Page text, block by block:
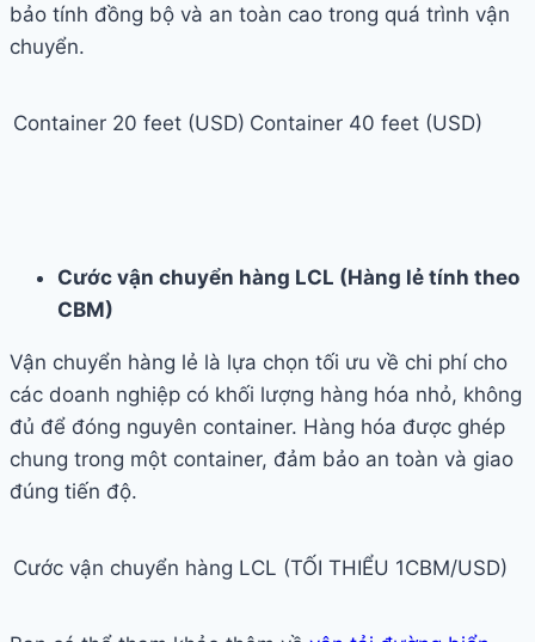
bảo tính đồng bộ và an toàn cao trong quá trình vận
chuyển.
Container 20 feet (USD) Container 40 feet (USD)
Cước vận chuyển hàng LCL (Hàng lẻ tính theo
CBM)
Vận chuyển hàng lẻ là lựa chọn tối ưu về chi phí cho
các doanh nghiệp có khối lượng hàng hóa nhỏ, không
đủ để đóng nguyên container. Hàng hóa được ghép
chung trong một container, đảm bảo an toàn và giao
đúng tiến độ.
Cước vận chuyển hàng LCL (TỐI THIỂU 1CBM/USD)